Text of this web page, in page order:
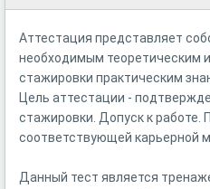
Аттестация представляет
необходимым теоретическим
стажировки практическим
Цель аттестации -
стажировки. Допуск к
соответствующей карьерной
Данный тест является